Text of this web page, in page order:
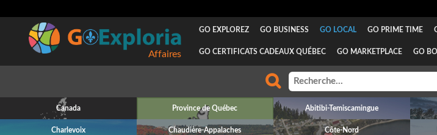
GO EXPLOREZ GO BUSINESS GO LOCAL GO PRIME TIME
GO CERTIFICATS CADEAUX QUÉBEC GO MARKETPLACE GO
Canada Province de Québec Abitibi-Temiscamingue
Charlevoix Chaudière-Appalaches Côte-Nord